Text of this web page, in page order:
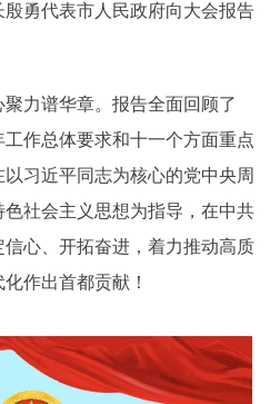
한국어 日本語
РУССКИЙ ЯЗЫК
العربية
勇代表市人民政府向大会报告
力谱华章。报告全面回顾了
工作总体要求和十一个方面重点
习近平同志为核心的党中央周
社会主义思想为指导，在中共
心、开拓奋进，着力推动高质
作出首都贡献！